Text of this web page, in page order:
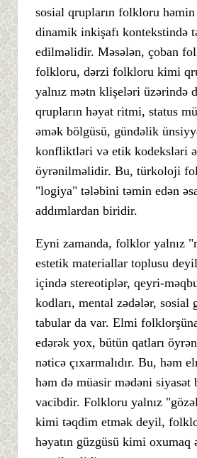
sosial qrupların folkloru
dinamik inkişafı kontekstində
edilməlidir. Məsələn, çoban
folkloru, dərzi folkloru kimi
yalnız mətn klişeləri üzərində
qrupların həyat ritmi, status
əmək bölgüsü, gündəlik
konfliktləri və etik kodeksləri
öyrənilməlidir. Bu, türkoloji
"logiya" tələbini təmin edən
addımlardan biridir.
Eyni zamanda, folklor yalnız
estetik materiallar toplusu
içində stereotiplər, qeyri-
kodları, mental zədələr, sosial
tabular da var. Elmi
edərək yox, bütün qatları
nəticə çıxarmalıdır. Bu, həm
həm də müasir mədəni siyasət
vacibdir. Folkloru yalnız
kimi təqdim etmək deyil,
həyatın güzgüsü kimi oxumaq